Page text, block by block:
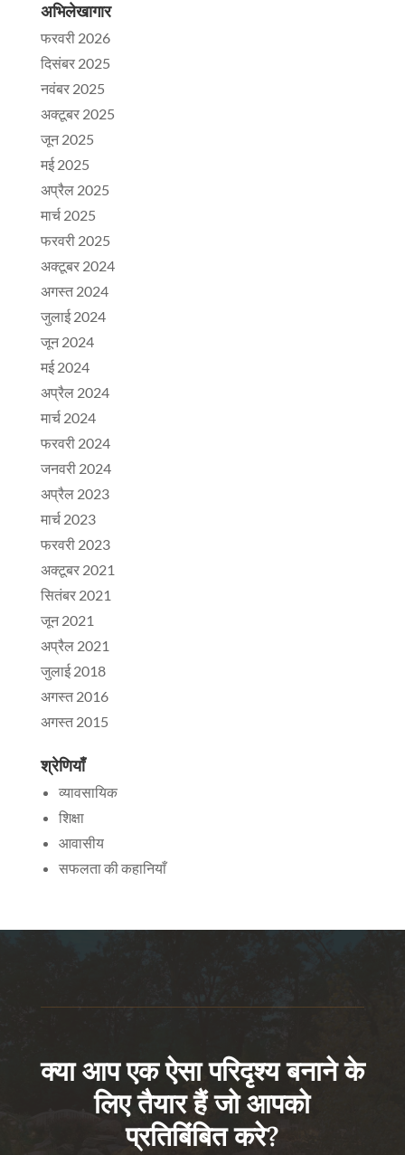
अभिलेखागार
फरवरी 2026
दिसंबर 2025
नवंबर 2025
अक्टूबर 2025
जून 2025
मई 2025
अप्रैल 2025
मार्च 2025
फरवरी 2025
अक्टूबर 2024
अगस्त 2024
जुलाई 2024
जून 2024
मई 2024
अप्रैल 2024
मार्च 2024
फरवरी 2024
जनवरी 2024
अप्रैल 2023
मार्च 2023
फरवरी 2023
अक्टूबर 2021
सितंबर 2021
जून 2021
अप्रैल 2021
जुलाई 2018
अगस्त 2016
अगस्त 2015
श्रेणियाँ
व्यावसायिक
शिक्षा
आवासीय
सफलता की कहानियाँ
क्या आप एक ऐसा परिदृश्य बनाने के
लिए तैयार हैं जो आपको
प्रतिबिंबित करे?